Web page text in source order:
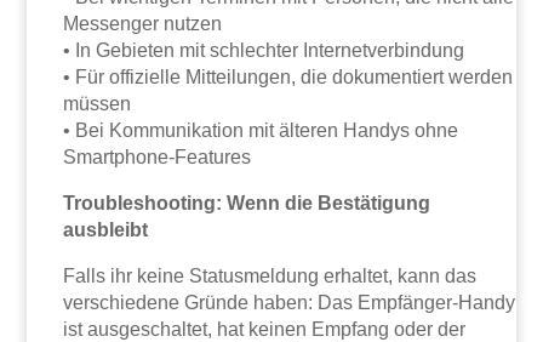
Messenger nutzen
• In Gebieten mit schlechter Internetverbindung
• Für offizielle Mitteilungen, die dokumentiert werden
müssen
• Bei Kommunikation mit älteren Handys ohne
Smartphone-Features
Troubleshooting: Wenn die Bestätigung
ausbleibt
Falls ihr keine Statusmeldung erhaltet, kann das
verschiedene Gründe haben: Das Empfänger-Handy
ist ausgeschaltet, hat keinen Empfang oder der